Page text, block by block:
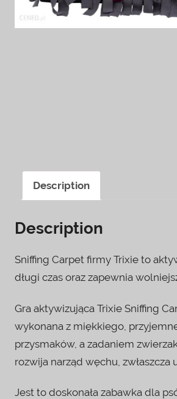
Description
Description
Sniffing Carpet firmy Trixie to
długi czas oraz zapewnia
Gra aktywizująca Trixie Sniffing
wykonana z miękkiego,
przysmaków, a zadaniem
rozwija narząd węchu,
Jest to doskonała zabawka dla